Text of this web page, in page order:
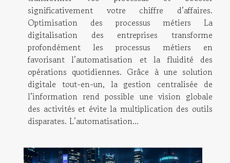
significativement votre chiffre d’affaires.
Optimisation des processus métiers La
digitalisation des entreprises transforme
profondément les processus métiers en
favorisant l’automatisation et la fluidité des
opérations quotidiennes. Grâce à une solution
digitale tout-en-un, la gestion centralisée de
l’information rend possible une vision globale
des activités et évite la multiplication des outils
disparates. L’automatisation...